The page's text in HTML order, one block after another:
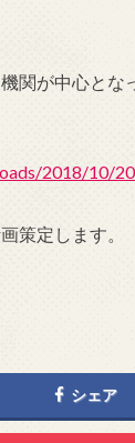
関が中心とな
2018/10/
策定します。
シェア